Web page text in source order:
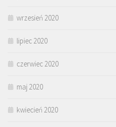
wrzesień 2020
lipiec 2020
czerwiec 2020
maj 2020
kwiecień 2020